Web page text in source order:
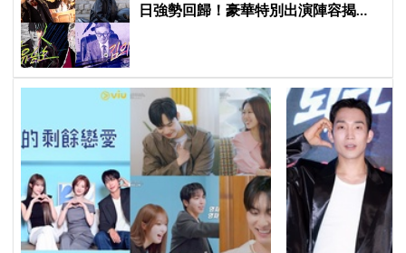
日強勢回歸！豪華特別出演陣容揭